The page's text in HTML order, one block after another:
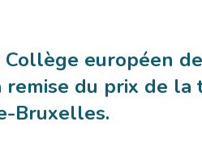
européen
du prix de la
Bruxelles.